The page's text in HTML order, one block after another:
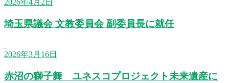
2026年4月2日
埼玉県議会 文教委員会 副委員長に就任
2026年3月16日
赤沼の獅子舞 ユネスコプロジェクト未来遺産に